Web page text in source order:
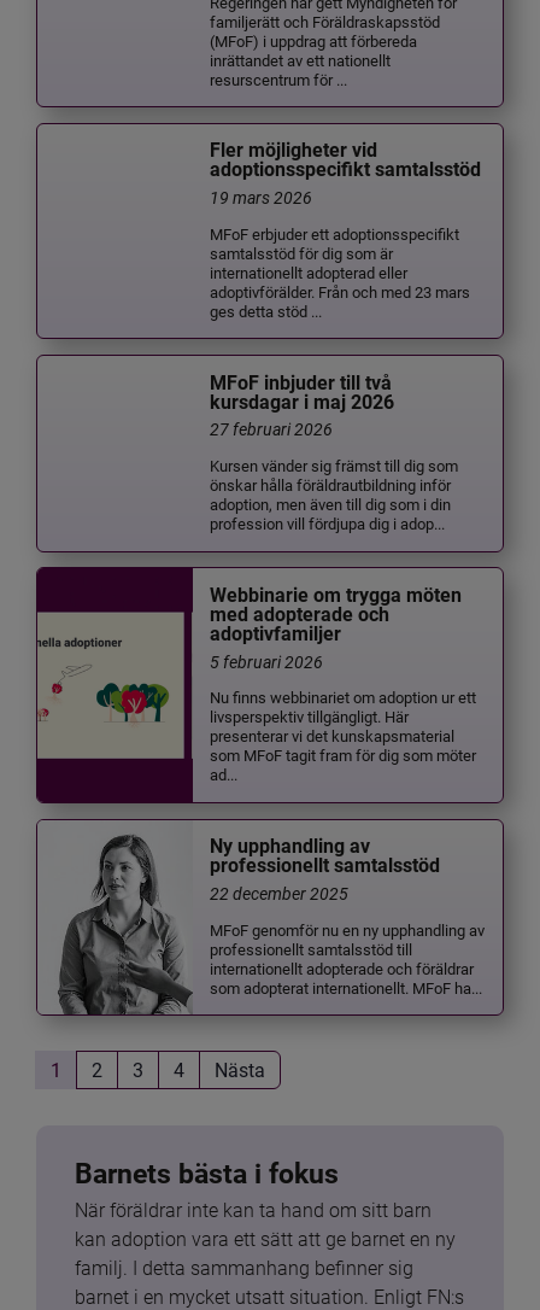
familjerätt och Föräldraskapsstöd
(MFoF) i uppdrag att förbereda
inrättandet av ett nationellt
resurscentrum för ...
Fler möjligheter vid
adoptionsspecifikt samtalsstöd
19 mars 2026
MFoF erbjuder ett adoptionsspecifikt
samtalsstöd för dig som är
internationellt adopterad eller
adoptivförälder. Från och med 23 mars
ges detta stöd ...
MFoF inbjuder till två
kursdagar i maj 2026
27 februari 2026
Kursen vänder sig främst till dig som
önskar hålla föräldrautbildning inför
adoption, men även till dig som i din
profession vill fördjupa dig i adop...
Webbinarie om trygga möten
med adopterade och
adoptivfamiljer
5 februari 2026
Nu finns webbinariet om adoption ur ett
livsperspektiv tillgängligt. Här
presenterar vi det kunskapsmaterial
som MFoF tagit fram för dig som möter
ad...
Ny upphandling av
professionellt samtalsstöd
22 december 2025
MFoF genomför nu en ny upphandling av
professionellt samtalsstöd till
internationellt adopterade och föräldrar
som adopterat internationellt. MFoF ha...
1 2 3 4 Nästa
Barnets bästa i fokus
När föräldrar inte kan ta hand om sitt barn
kan adoption vara ett sätt att ge barnet en ny
familj. I detta sammanhang befinner sig
barnet i en mycket utsatt situation. Enligt FN:s